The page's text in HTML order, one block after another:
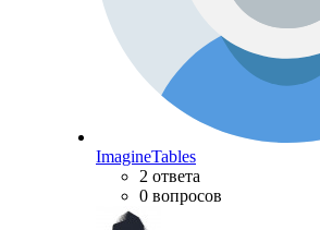
ImagineTables
2 ответа
0 вопросов